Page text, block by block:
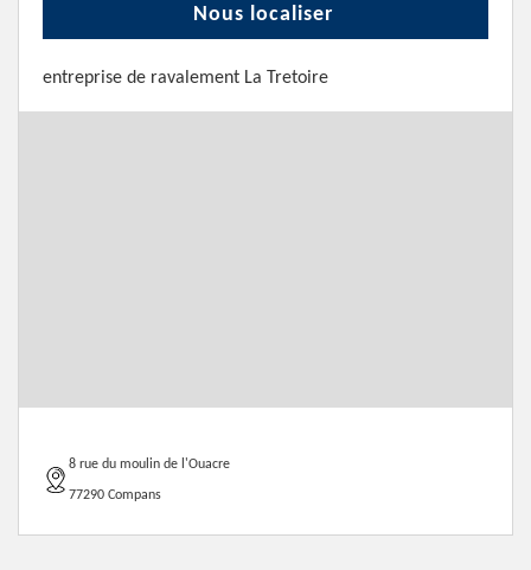
Nous localiser
entreprise de ravalement La Tretoire
8 rue du moulin de l'Ouacre
77290 Compans